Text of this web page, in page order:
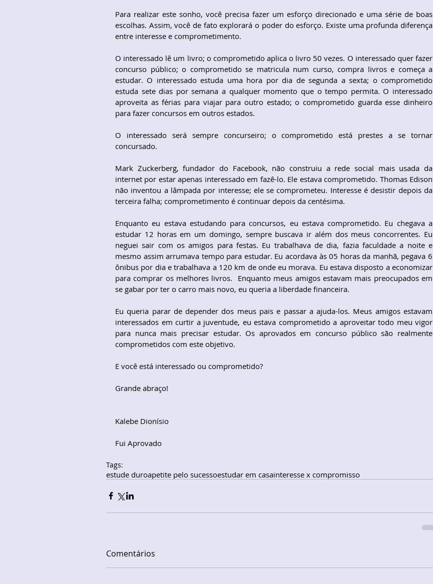
Para realizar este sonho, você precisa fazer um esforço direcionado e uma série de boas
escolhas. Assim, você de fato explorará o poder do esforço. Existe uma profunda diferença
entre interesse e comprometimento.
O interessado lê um livro; o comprometido aplica o livro 50 vezes. O interessado quer fazer
concurso público; o comprometido se matricula num curso, compra livros e começa a
estudar. O interessado estuda uma hora por dia de segunda a sexta; o comprometido
estuda sete dias por semana a qualquer momento que o tempo permita. O interessado
aproveita as férias para viajar para outro estado; o comprometido guarda esse dinheiro
para fazer concursos em outros estados.
O interessado será sempre concurseiro; o comprometido está prestes a se tornar
concursado.
Mark Zuckerberg, fundador do Facebook, não construiu a rede social mais usada da
internet por estar apenas interessado em fazê-lo. Ele estava comprometido. Thomas Edison
não inventou a lâmpada por interesse; ele se comprometeu. Interesse é desistir depois da
terceira falha; comprometimento é continuar depois da centésima.
Enquanto eu estava estudando para concursos, eu estava comprometido. Eu chegava a
estudar 12 horas em um domingo, sempre buscava ir além dos meus concorrentes. Eu
neguei sair com os amigos para festas. Eu trabalhava de dia, fazia faculdade a noite e
mesmo assim arrumava tempo para estudar. Eu acordava às 05 horas da manhã, pegava 6
ônibus por dia e trabalhava a 120 km de onde eu morava. Eu estava disposto a economizar
para comprar os melhores livros.  Enquanto meus amigos estavam mais preocupados em
se gabar por ter o carro mais novo, eu queria a liberdade financeira.
Eu queria parar de depender dos meus pais e passar a ajuda-los. Meus amigos estavam
interessados em curtir a juventude, eu estava comprometido a aproveitar todo meu vigor
para nunca mais precisar estudar. Os aprovados em concurso público são realmente
comprometidos com este objetivo.
E você está interessado ou comprometido?
Grande abraço!
Kalebe Dionísio
Fui Aprovado
Tags:
estude duroapetite pelo sucessoestudar em casainteresse x compromisso
Comentários